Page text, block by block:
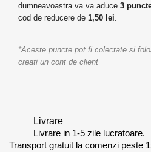
dumneavoastra va va aduce 3
cod de reducere de 1,50 lei.
*Aceste puncte pot fi colectate si
creati un cont de client
Livrare
Livrare in 1-5 zile lucratoare.
Transport gratuit la comenzi peste